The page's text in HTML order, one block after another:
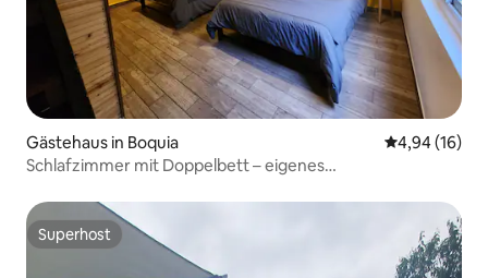
Gästehaus in Boquia
4,94 (16)
Schlafzimmer mit Doppelbett – eigenes
Superhost
Superhost